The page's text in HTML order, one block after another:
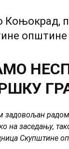
Коњокрад,
општине
задовољан
на заседању,
Скупштине